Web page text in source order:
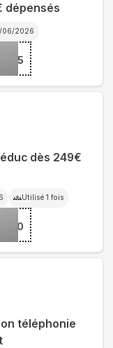
dépensés
06/2026
dès 249€
Utilisé 1 fois
téléphonie